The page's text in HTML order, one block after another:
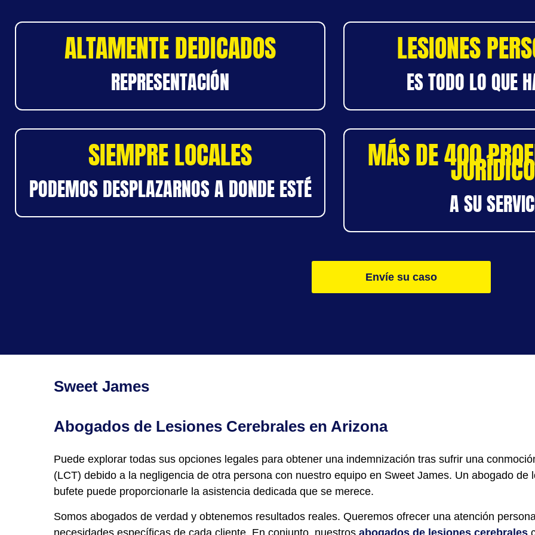
ALTAMENTE DEDICADOS
REPRESENTACIÓN
LESIONES
ES TODO LO QUE
SIEMPRE LOCALES
PODEMOS DESPLAZARNOS A DONDE ESTÉ
MÁS DE 400
A SU
Envíe su caso
Sweet James
Abogados de Lesiones Cerebrales en Arizona
Puede explorar todas sus opciones legales para obtener una indemnización tras sufrir una
(LCT) debido a la negligencia de otra persona con nuestro equipo en Sweet James. Un abogado
bufete puede proporcionarle la asistencia dedicada que se merece.
Somos abogados de verdad y obtenemos resultados reales. Queremos ofrecer una atención
necesidades específicas de cada cliente. En conjunto, nuestros abogados de lesiones cerebrales